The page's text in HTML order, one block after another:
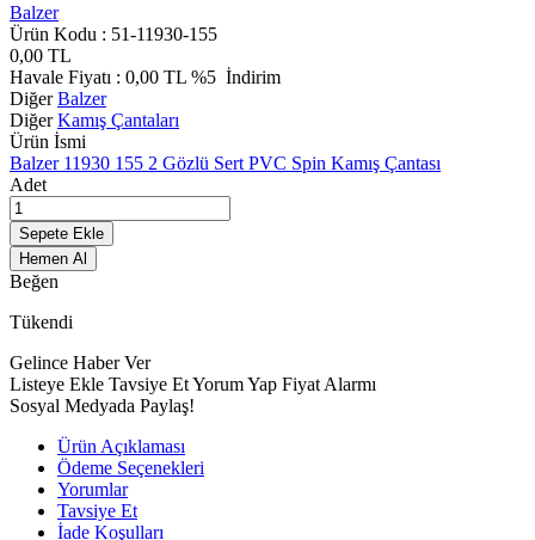
Balzer
Ürün Kodu : 51-11930-155
0,00 TL
Havale Fiyatı : 0,00 TL %5 İndirim
DiğerBalzer
DiğerKamış Çantaları
Ürün İsmi
Balzer 11930 155 2 Gözlü Sert PVC Spin Kamış Çantası
Adet
Sepete Ekle
Hemen Al
Beğen
Tükendi
Gelince Haber Ver
Listeye Ekle Tavsiye EtYorum Yap Fiyat Alarmı
Sosyal Medyada Paylaş!
Ürün Açıklaması
Ödeme Seçenekleri
Yorumlar
Tavsiye Et
İade Koşulları